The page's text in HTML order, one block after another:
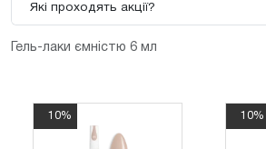
Які проходять акції?
Гель-лаки ємністю 6 мл
10% 10%